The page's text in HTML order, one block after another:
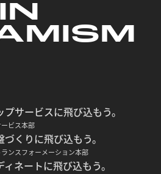
IN
サービスに飛び込もう。
ビス本部
くりに飛び込もう。
ンスフォーメーション本部
ネートに飛び込もう。